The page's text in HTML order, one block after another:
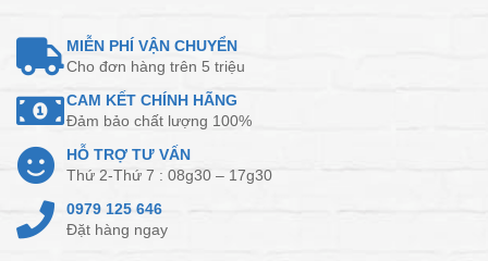
MIỄN PHÍ VẬN CHUYỂN
Cho đơn hàng trên 5 triệu
CAM KẾT CHÍNH HÃNG
Đảm bảo chất lượng 100%
HỖ TRỢ TƯ VẤN
Thứ 2-Thứ 7 : 08g30 – 17g30
0979 125 646
Đặt hàng ngay